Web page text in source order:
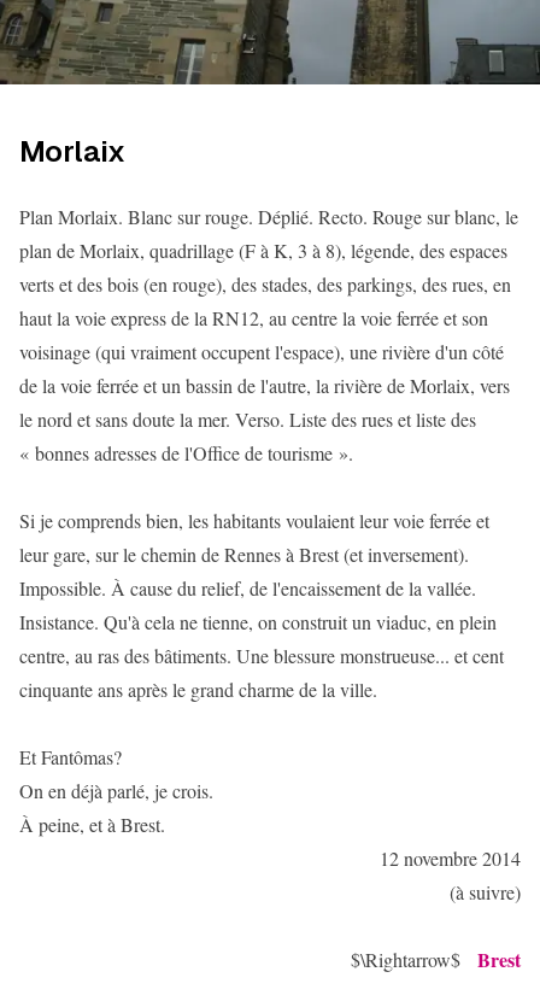
Morlaix
Plan Morlaix. Blanc sur rouge. Déplié. Recto. Rouge sur blanc, le
plan de Morlaix, quadrillage (F à K, 3 à 8), légende, des espaces
verts et des bois (en rouge), des stades, des parkings, des rues, en
haut la voie express de la RN12, au centre la voie ferrée et son
voisinage (qui vraiment occupent l'espace), une rivière d'un côté
de la voie ferrée et un bassin de l'autre, la rivière de Morlaix, vers
le nord et sans doute la mer. Verso. Liste des rues et liste des
« bonnes adresses de l'Office de tourisme ».
Si je comprends bien, les habitants voulaient leur voie ferrée et
leur gare, sur le chemin de Rennes à Brest (et inversement).
Impossible. À cause du relief, de l'encaissement de la vallée.
Insistance. Qu'à cela ne tienne, on construit un viaduc, en plein
centre, au ras des bâtiments. Une blessure monstrueuse... et cent
cinquante ans après le grand charme de la ville.
Et Fantômas?
On en déjà parlé, je crois.
À peine, et à Brest.
12 novembre 2014
(à suivre)
$\Rightarrow$ Brest